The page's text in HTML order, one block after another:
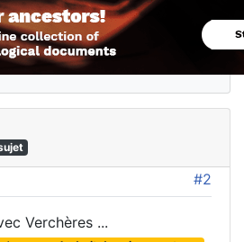
#2
Verchères ...